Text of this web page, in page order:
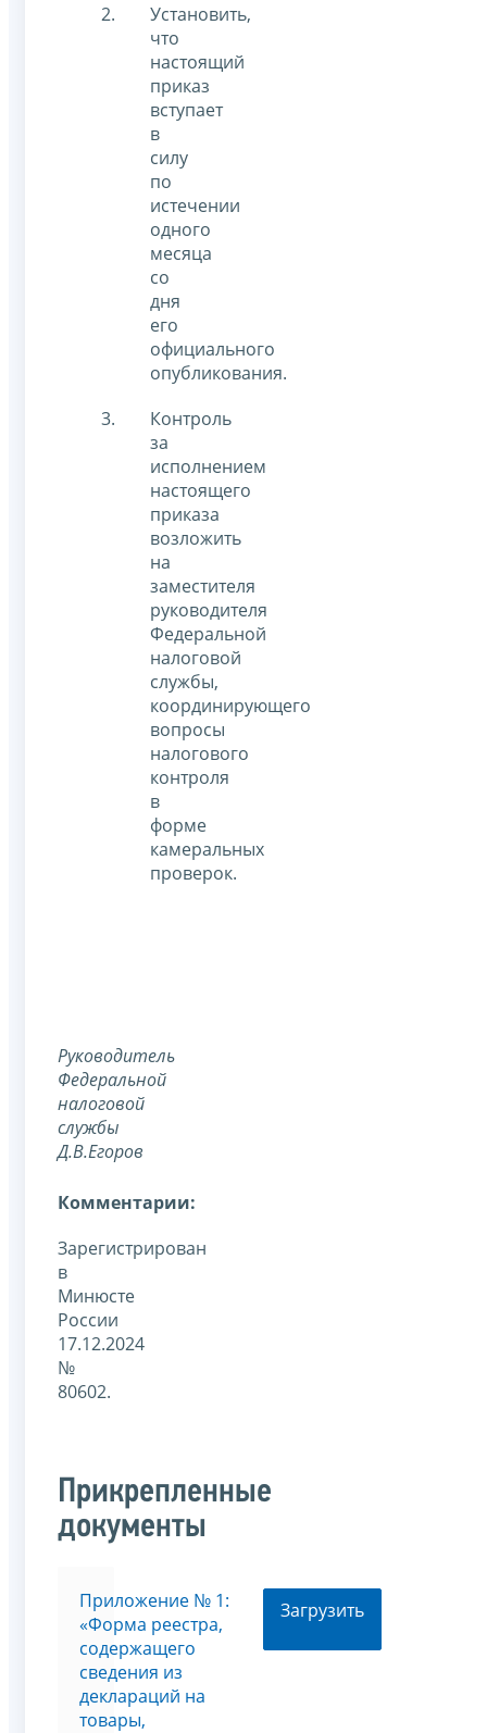
Установить,
что
настоящий
приказ
вступает
в
силу
по
истечении
одного
месяца
со
дня
его
официального
опубликования.
Контроль
за
исполнением
настоящего
приказа
возложить
на
заместителя
руководителя
Федеральной
налоговой
службы,
координирующего
вопросы
налогового
контроля
в
форме
камеральных
проверок.
Руководитель
Федеральной
налоговой
службы
Д.В.Егоров
Комментарии:
Зарегистрирован
в
Минюсте
России
17.12.2024
№
80602.
Прикрепленные
документы
Приложение № 1:
«Форма реестра,
содержащего
сведения из
деклараций на
товары,
Загрузить